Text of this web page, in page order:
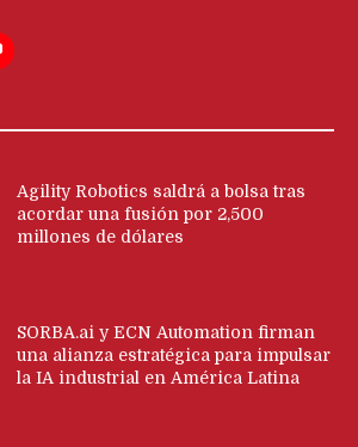
Agility Robotics saldrá a bolsa tras
acordar una fusión por 2,500
millones de dólares
SORBA.ai y ECN Automation firman
una alianza estratégica para impulsar
la IA industrial en América Latina